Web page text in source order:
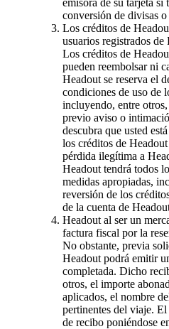
conversión de divisas
Los créditos de
usuarios registrados de
Los créditos de
pueden reembolsar ni
Headout se reserva el
condiciones de uso de
incluyendo, entre
previo aviso o
descubra que usted
los créditos de
pérdida ilegítima a
Headout tendrá todos
medidas apropiadas,
reversión de los
de la cuenta de
Headout al ser un
factura fiscal por la
No obstante, previa
Headout podrá emitir
completada. Dicho
otros, el importe
aplicados, el nombre
pertinentes del viaje.
de recibo poniéndose